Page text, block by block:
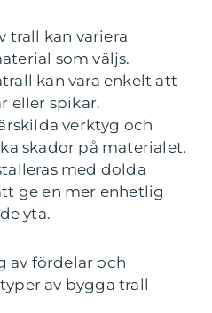
trall kan variera
som väljs.
kan vara enkelt att
eller spikar.
verktyg och
skador på materialet.
med dolda
ge en mer enhetlig
yta.
av fördelar och
av bygga trall